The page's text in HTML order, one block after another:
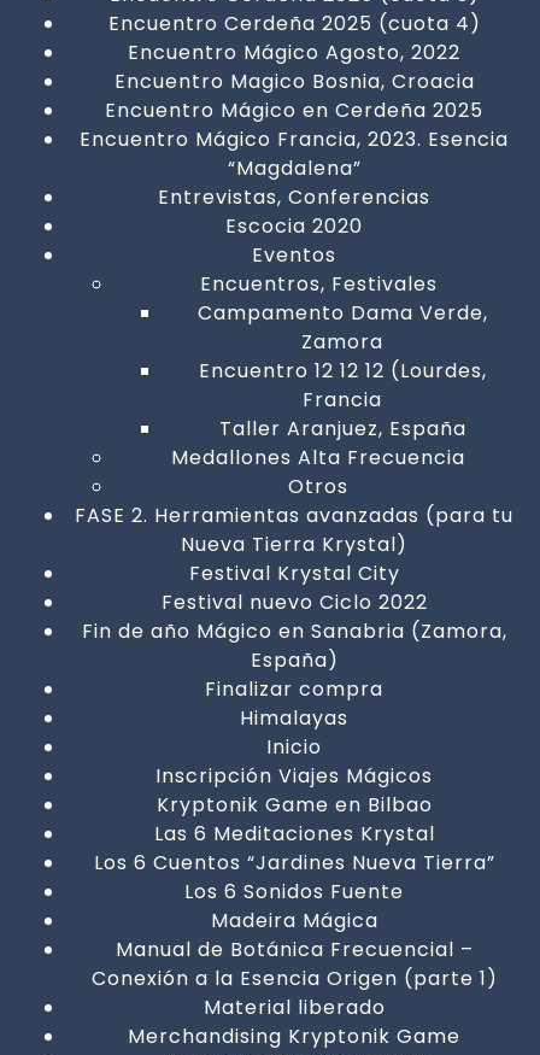
Encuentro Cerdeña 2025 (cuota 4)
Encuentro Mágico Agosto, 2022
Encuentro Magico Bosnia, Croacia
Encuentro Mágico en Cerdeña 2025
Encuentro Mágico Francia, 2023. Esencia
“Magdalena”
Entrevistas, Conferencias
Escocia 2020
Eventos
Encuentros, Festivales
Campamento Dama Verde,
Zamora
Encuentro 12 12 12 (Lourdes,
Francia
Taller Aranjuez, España
Medallones Alta Frecuencia
Otros
FASE 2. Herramientas avanzadas (para tu
Nueva Tierra Krystal)
Festival Krystal City
Festival nuevo Ciclo 2022
Fin de año Mágico en Sanabria (Zamora,
España)
Finalizar compra
Himalayas
Inicio
Inscripción Viajes Mágicos
Kryptonik Game en Bilbao
Las 6 Meditaciones Krystal
Los 6 Cuentos “Jardines Nueva Tierra”
Los 6 Sonidos Fuente
Madeira Mágica
Manual de Botánica Frecuencial –
Conexión a la Esencia Origen (parte 1)
Material liberado
Merchandising Kryptonik Game